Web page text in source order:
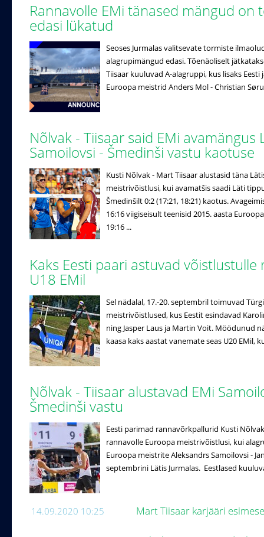
Rannavolle EMi tänased mängud on
edasi lükatud
Seoses Jurmalas valitsevate tormiste
alagrupimängud edasi. Tõenäoliselt
Tiisaar kuuluvad A-alagruppi, kus lisaks
Euroopa meistrid Anders Mol - Christian
Nõlvak - Tiisaar said EMi avamängus
Samoilovsi - Šmedinši vastu kaotuse
Kusti Nõlvak - Mart Tiisaar alustasid täna
meistrivõistlusi, kui avamatšis saadi Läti
Šmedinšilt 0:2 (17:21, 18:21) kaotus.
16:16 viigiseisult teenisid 2015. aasta
19:16 ...
Kaks Eesti paari astuvad võistlustulle
U18 EMil
Sel nädalal, 17.-20. septembril toimuvad
meistrivõistlused, kus Eestit esindavad
ning Jasper Laus ja Martin Voit. Möödunud
kaasa kaks aastat vanemate seas U20 EMil,
Nõlvak - Tiisaar alustavad EMi
Šmedinši vastu
Eesti parimad rannavõrkpallurid Kusti
rannavolle Euroopa meistrivõistlusi, kui
Euroopa meistrite Aleksandrs Samoilovsi -
septembrini Lätis Jurmalas. Eestlased
14.09.2020 10:25 Mart Tiisaar karjääri